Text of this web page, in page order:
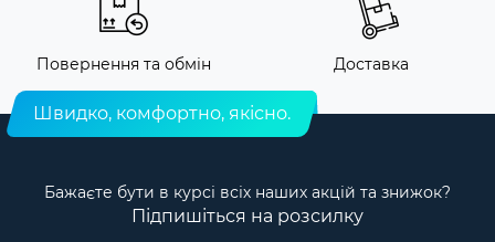
Повернення та обмін Доставка
Швидко, комфортно, якісно.
Бажаєте бути в курсі всіх наших акцій та знижок?
Підпишіться на розсилку